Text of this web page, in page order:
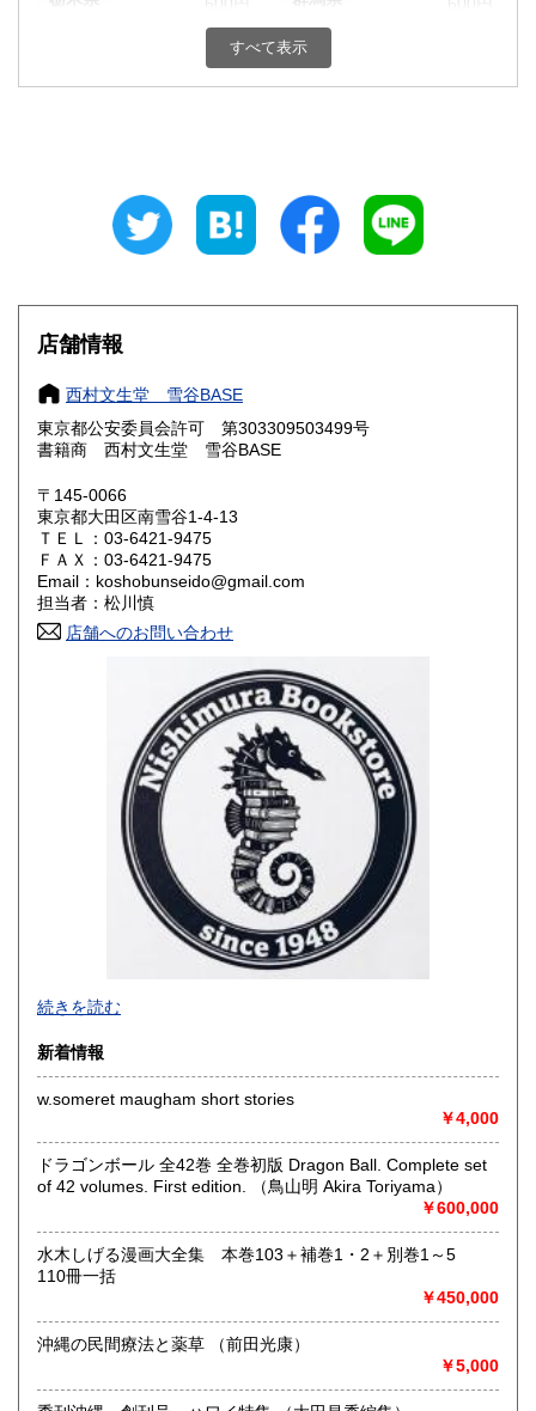
600円 千葉県
600円 福井県
600円 長野県
岐阜県 600円 静岡県 600円
愛知県
滋賀県
大阪府
奈良県 600円
鳥取県 600円
岡山県
600円 徳島県
600円 愛媛県
600円 福岡県
600円 長崎県
600円 大分県
600円 鹿児島県
すべて表示
店舗情報
西村文生堂 雪谷BASE
東京都公安委員会許可 第303309503499号
書籍商 西村文生堂 雪谷BASE
〒145-0066
東京都大田区南雪谷1-4-13
ＴＥＬ：03-6421-9475
ＦＡＸ：03-6421-9475
Email：koshobunseido@gmail.com
担当者：松川慎
店舗へのお問い合わせ
-
沿線名：東急池上線
最寄駅：雪が谷大塚
営業時間：-
定休日：なし
書籍の買取について
下記のジャンル買取を行なっております。
洋書・和書・国文学・古典文学・海外文学・哲学・現代思
想・宗教・仏教・キリスト教・言語学・英語学・マイナー言
語・社会学・経済学・理工系数学・政治学・レアブック・稀
覯本・大衆文学・全集・探偵小説・ミステリー・怪奇幻想・
哲学宗教、歴史、社会科学、自然科学、国語国文、外国文
続きを読む
新着情報
w.someret maugham short stories
￥4,000
ドラゴンボール 全42巻 全巻初版 Dragon Ball. Complete set
of 42 volumes. First edition. （鳥山明 Akira Toriyama）
￥600,000
水木しげる漫画大全集 本巻103＋補巻1・2＋別巻1～5
110冊一括
￥450,000
沖縄の民間療法と薬草 （前田光康）
￥5,000